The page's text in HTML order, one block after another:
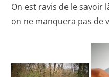
On est ravis de le savoir
on ne manquera pas de